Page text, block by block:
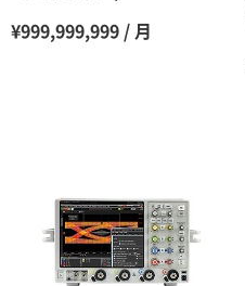
11ヶ月
¥999,999,999 / 月